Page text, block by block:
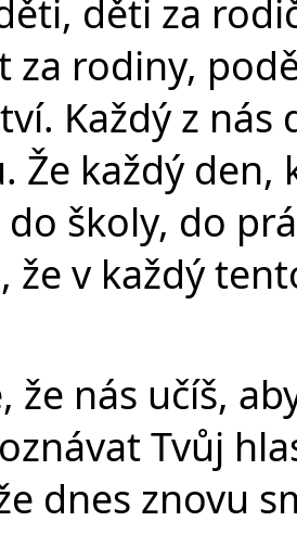
děti za
za rodiny,
Každý z
Že každý
školy, do
že v každý
že nás učíš,
Tvůj
dnes znovu